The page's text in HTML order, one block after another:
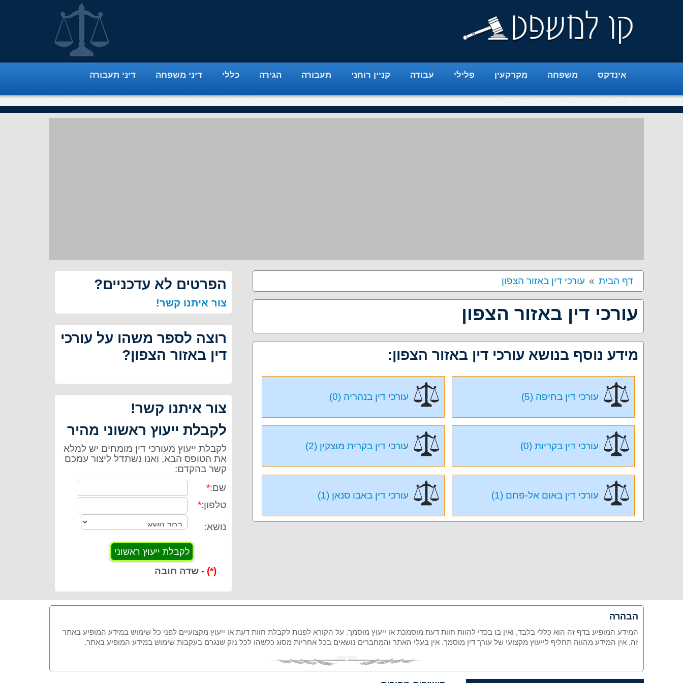
אינדקס משפחה מקרקעין פלילי עבודה קניין רוחני תעבורה הגירה כללי דיני משפחה דיני תעבורה
מקרקעין נזיקין דיני עבודה
דף הבית עורכי דין באזור הצפון
עורכי דין באזור הצפון
מידע נוסף בנושא עורכי דין באזור הצפון:
עורכי דין בחיפה (5) עורכי דין בנהריה (0)
עורכי דין בקריות (0) עורכי דין בקרית מוצקין (2)
עורכי דין באום אל-פחם (1) עורכי דין באבו סנאן (1)
הפרטים לא עדכניים?
צור איתנו קשר!
רוצה לספר משהו על עורכי
דין באזור הצפון?
צור איתנו קשר!
לקבלת ייעוץ ראשוני מהיר
לקבלת ייעוץ מעורכי דין מומחים יש למלא
את הטופס הבא, ואנו נשתדל ליצור עמכם
קשר בהקדם:
שם:*
טלפון:*
נושא:
(*) - שדה חובה
הבהרה
המידע המופיע בדף זה הוא כללי בלבד, ואין בו בכדי להוות חוות דעת מוסמכת או ייעוץ מוסמך. על הקורא לפנות לקבלת חוות דעת או ייעוץ מקצועיים לפני כל שימוש במידע המופיע באתר
זה. אין המידע מהווה תחליף לייעוץ מקצועי של עורך דין מוסמך. אין בעלי האתר והמחברים נושאים בכל אחריות מסוג כלשהו לכל נזק שנגרם בעקבות שימוש במידע המופיע באתר.